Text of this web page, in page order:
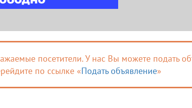
посетители. У нас Вы можете подать
по ссылке «Подать объявление»